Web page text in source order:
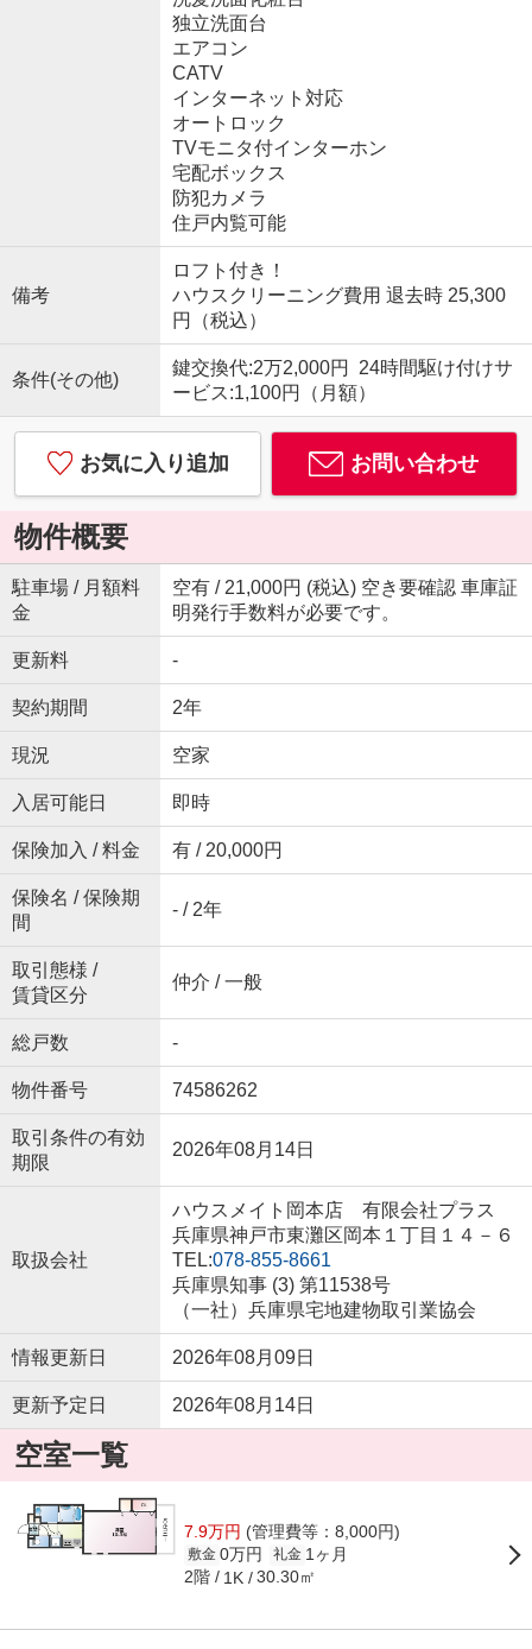
独立洗面台
エアコン
CATV
インターネット対応
オートロック
TVモニタ付インターホン
宅配ボックス
防犯カメラ
住戸内覧可能
備考
ロフト付き！
ハウスクリーニング費用 退去時 25,300
円（税込）
条件(その他)
鍵交換代:2万2,000円 24時間駆け付けサ
ービス:1,100円（月額）
お気に入り追加 お問い合わせ
物件概要
駐車場 / 月額料
金
空有 / 21,000円 (税込) 空き要確認 車庫証
明発行手数料が必要です。
更新料 -
契約期間 2年
現況 空家
入居可能日 即時
保険加入 / 料金 有 / 20,000円
保険名 / 保険期
間
- / 2年
取引態様 /
賃貸区分
仲介 / 一般
総戸数 -
物件番号 74586262
取引条件の有効
期限
2026年08月14日
取扱会社
ハウスメイト岡本店 有限会社プラス
兵庫県神戸市東灘区岡本１丁目１４－６
TEL:078-855-8661
兵庫県知事 (3) 第11538号
（一社）兵庫県宅地建物取引業協会
情報更新日 2026年08月09日
更新予定日 2026年08月14日
空室一覧
7.9万円 (管理費等：8,000円)
敷金 0万円 礼金 1ヶ月
2階 1K 30.30㎡